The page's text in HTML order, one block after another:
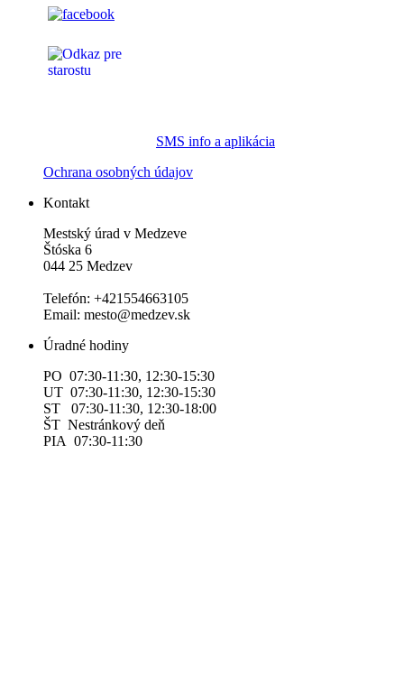
SMS info a aplikácia
Ochrana osobných údajov
Kontakt
Mestský úrad v Medzeve
Štóska 6
044 25 Medzev
Telefón: +421554663105
Email: mesto@medzev.sk
Úradné hodiny
PO 07:30-11:30, 12:30-15:30
UT 07:30-11:30, 12:30-15:30
ST 07:30-11:30, 12:30-18:00
ŠT Nestránkový deň
PIA 07:30-11:30